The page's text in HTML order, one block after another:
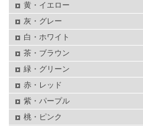
黄・イエロー
灰・グレー
白・ホワイト
茶・ブラウン
緑・グリーン
赤・レッド
紫・パープル
桃・ピンク